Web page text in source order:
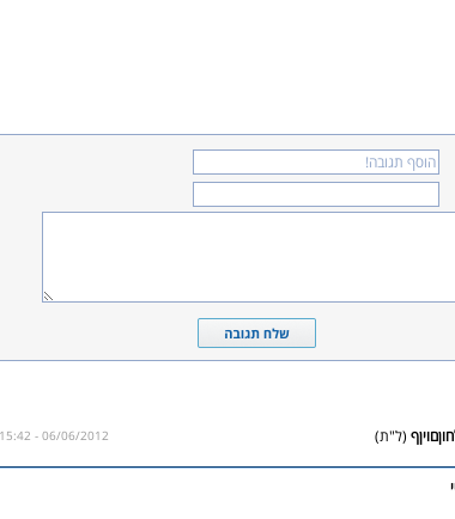
(ל"ת) 06/06/2012 - 15:42